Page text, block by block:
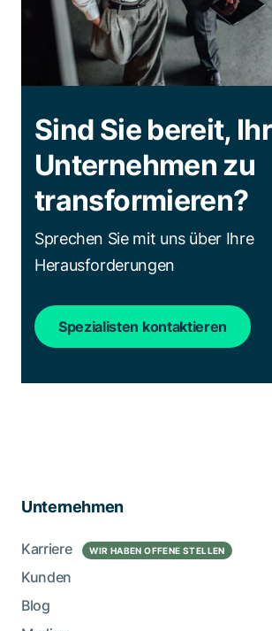
Sind Sie bereit, Ihr
Unternehmen zu
transformieren?
Sprechen Sie mit uns über Ihre
Herausforderungen
Spezialisten kontaktieren
Unternehmen
Karriere WIR HABEN OFFENE STELLEN
Kunden
Blog